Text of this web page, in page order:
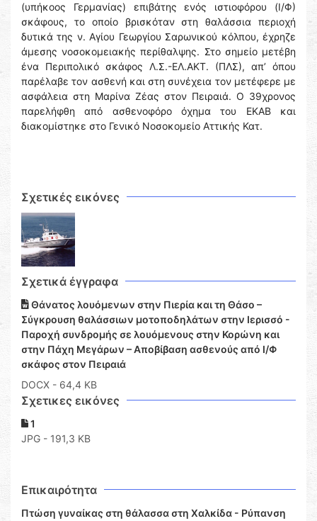
(υπήκοος Γερμανίας) επιβάτης ενός ιστιοφόρου (Ι/Φ)
σκάφους, το οποίο βρισκόταν στη θαλάσσια περιοχή
δυτικά της ν. Αγίου Γεωργίου Σαρωνικού κόλπου, έχρηζε
άμεσης νοσοκομειακής περίθαλψης. Στο σημείο μετέβη
ένα Περιπολικό σκάφος Λ.Σ.-ΕΛ.ΑΚΤ. (ΠΛΣ), απ’ όπου
παρέλαβε τον ασθενή και στη συνέχεια τον μετέφερε με
ασφάλεια στη Μαρίνα Ζέας στον Πειραιά. Ο 39χρονος
παρελήφθη από ασθενοφόρο όχημα του ΕΚΑΒ και
διακομίστηκε στο Γενικό Νοσοκομείο Αττικής Κατ.
Σχετικές εικόνες
Σχετικά έγγραφα
Θάνατος λουόμενων στην Πιερία και τη Θάσο –
Σύγκρουση θαλάσσιων μοτοποδηλάτων στην Ιερισσό -
Παροχή συνδρομής σε λουόμενους στην Κορώνη και
στην Πάχη Μεγάρων – Αποβίβαση ασθενούς από Ι/Φ
σκάφος στον Πειραιά
DOCX - 64,4 KB
Σχετικες εικόνες
1
JPG - 191,3 KB
Επικαιρότητα
Πτώση γυναίκας στη θάλασσα στη Χαλκίδα - Ρύπανση